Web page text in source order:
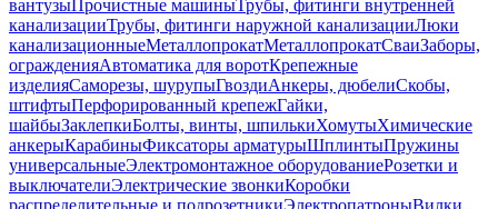
вантузыПрочистные машиныТрубы, фитинги внутренней
канализацииТрубы, фитинги наружной канализацииЛюки
канализационныеМеталлопрокатМеталлопрокатСваиЗаборы,
огражденияАвтоматика для воротКрепежные
изделияСаморезы, шурупыГвоздиАнкеры, дюбелиСкобы,
штифтыПерфорированный крепежГайки,
шайбыЗаклепкиБолты, винты, шпилькиХомутыХимические
анкерыКарабиныФиксаторы арматурыШплинтыПружины
универсальныеЭлектромонтажное оборудованиеРозетки и
выключателиЭлектрические звонкиКоробки
распределительные и подрозетникиЭлектропатроныВилки,